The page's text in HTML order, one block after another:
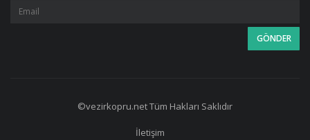
©vezirkopru.net Tüm Hakları Saklıdır
İletişim